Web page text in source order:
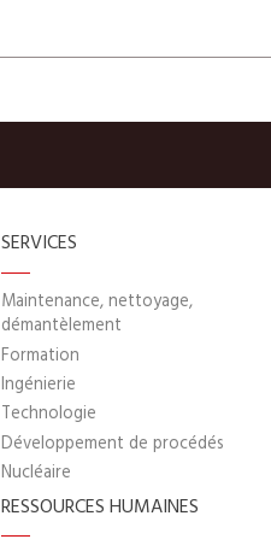
SERVICES
Maintenance, nettoyage,
démantèlement
Formation
Ingénierie
Technologie
Développement de procédés
Nucléaire
RESSOURCES HUMAINES